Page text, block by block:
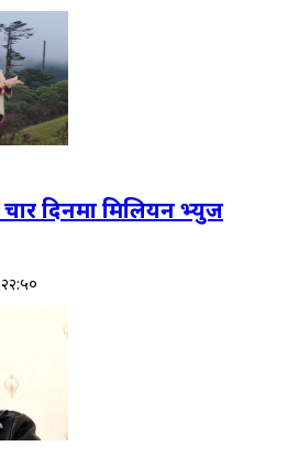
चार दिनमा मिलियन भ्युज